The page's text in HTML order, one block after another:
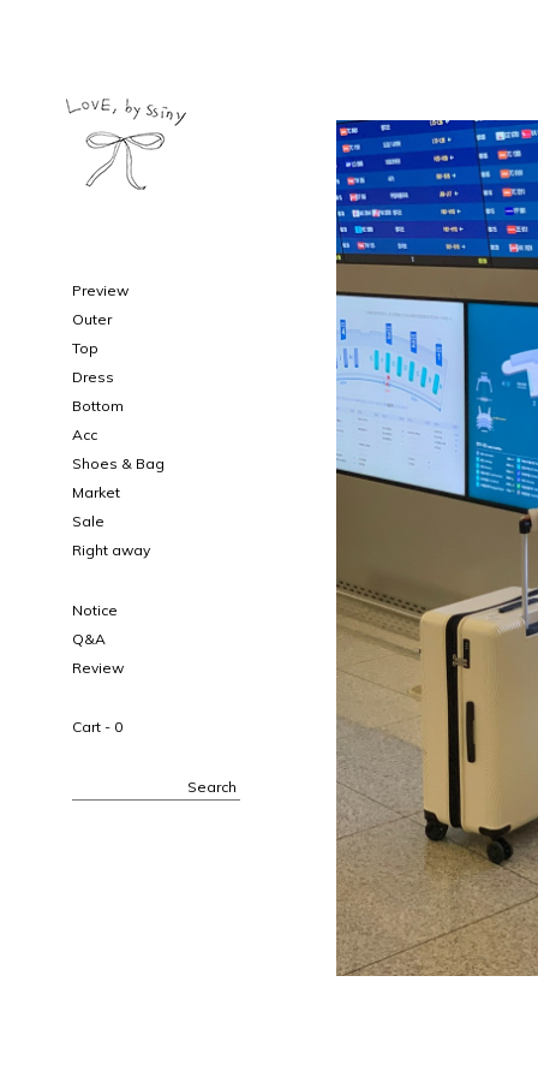
Preview
Outer
Top
Dress
Bottom
Acc
Shoes & Bag
Market
Sale
Right away
Notice
Q&A
Review
Cart - 0
Search